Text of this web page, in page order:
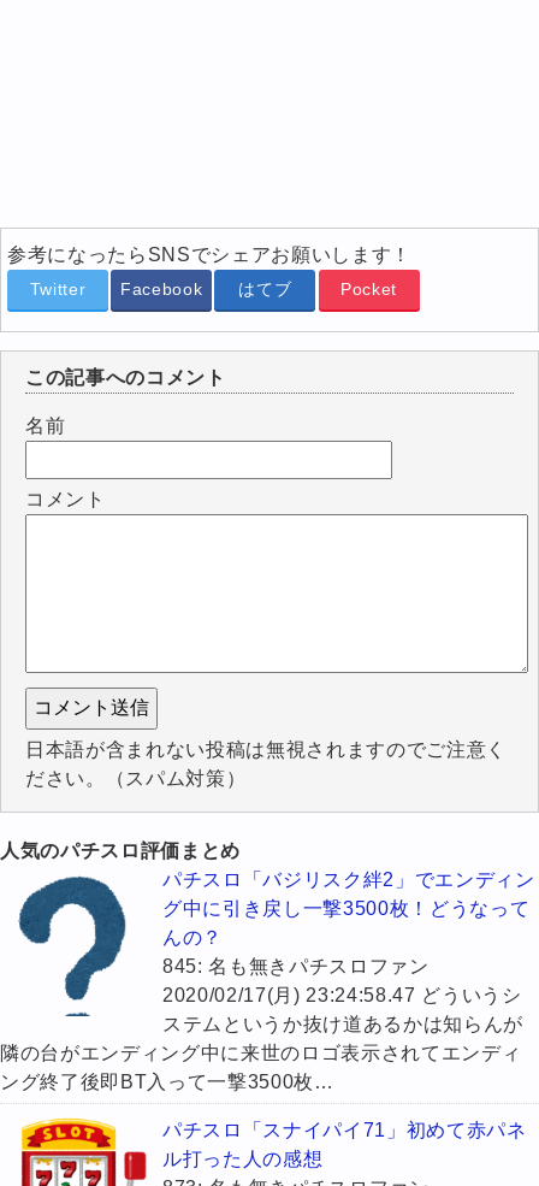
参考になったらSNSでシェアお願いします！
Twitter Facebook はてブ Pocket
この記事へのコメント
名前
コメント
日本語が含まれない投稿は無視されますのでご注意く
ださい。（スパム対策）
人気のパチスロ評価まとめ
パチスロ「バジリスク絆2」でエンディン
グ中に引き戻し一撃3500枚！どうなって
んの？
845: 名も無きパチスロファン
2020/02/17(月) 23:24:58.47 どういうシ
ステムというか抜け道あるかは知らんが
隣の台がエンディング中に来世のロゴ表示されてエンディ
ング終了後即BT入って一撃3500枚…
パチスロ「スナイパイ71」初めて赤パネ
ル打った人の感想